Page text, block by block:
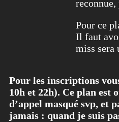
Pour ce
Il faut
miss sera
Pour les inscriptions
10h et 22h). Ce plan
d’appel masqué svp, et
jamais : quand je suis